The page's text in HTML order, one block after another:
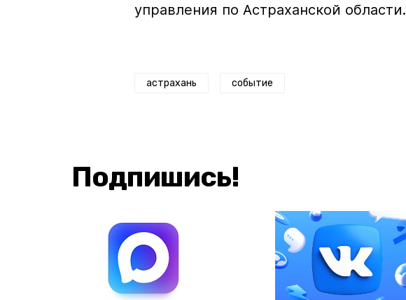
управления по Астраханской области.
астрахань событие
Подпишись!